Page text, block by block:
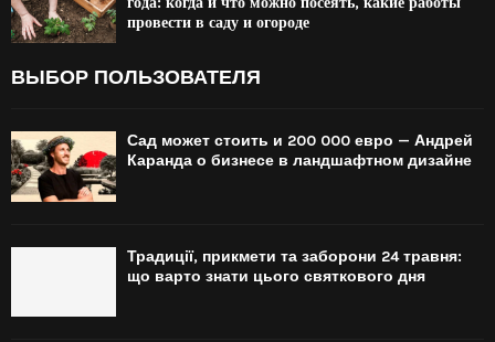
провести в саду и огороде
ВЫБОР ПОЛЬЗОВАТЕЛЯ
Сад может стоить и 200 000 евро — Андрей
Каранда о бизнесе в ландшафтном дизайне
Традиції, прикмети та заборони 24 травня:
що варто знати цього святкового дня